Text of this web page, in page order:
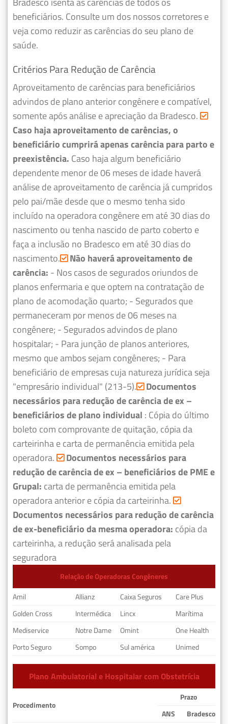
beneficiários. Consulte um dos nossos corretores e
veja como reduzir as carências do seu plano de
saúde.
Critérios Para Redução de Carência
Aproveitamento de carências para beneficiários
advindos de plano anterior congênere e compatível,
somente após análise e apreciação da Bradesco.
Caso haja aproveitamento de carências, o
beneficiário cumprirá apenas carência para parto e
preexistência. Caso haja algum beneficiário
dependente menor de 06 meses de idade haverá
análise de aproveitamento de carência já cumpridos
pelo pai/mãe desde que o mesmo tenha sido
incluído na operadora congênere em até 30 dias do
nascimento ou tenha nascido de parto coberto e
faça a inclusão no Bradesco em até 30 dias do
nascimento. Não haverá aproveitamento de
carência: - Nos casos de segurados oriundos de
planos enfermaria e que optem na contratação de
plano de acomodação quarto; - Segurados que
permaneceram por menos de 06 meses na
congênere; - Segurados advindos de plano
hospitalar; - Para junção de planos anteriores,
mesmo que ambos sejam congêneres; - Para
beneficiário de empresas cuja natureza jurídica seja
"empresário individual" (213-5). Documentos
necessários para redução de carência de ex –
beneficiários de plano individual : Cópia do último
boleto com comprovante de quitação, cópia da
carteirinha e carta de permanência emitida pela
operadora.
Documentos necessários para
redução de carência de ex – beneficiários de PME e
Grupal: carta de permanência emitida pela
operadora anterior e cópia da carteirinha.
Documentos necessários para redução de carência
de ex-beneficiário da mesma operadora: cópia da
carteirinha, a redução será analisada pela
seguradora
Relação de Operadoras Congêneres
Amil
Allianz Caixa Seguros
Care Plus
Golden Cross
Intermédica Lincx
Marítima
Mediservice
Notre Dame Omint
One Health
Porto Seguro
Sompo Sul américa Unimed
Plano Ambulatorial e Hospitalar com Obstetrícia
Procedimento
Prazo
ANS
Bradesco